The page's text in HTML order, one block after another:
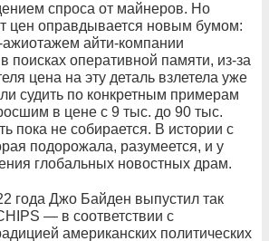
спроса от майнеров. Но
цен оправдывается новым бумом:
айти-компании
поисках оперативной памяти, из-за
цена на эту деталь взлетела уже
судить по конкретным примерам
в цене с 9 тыс. до 90 тыс.
пока не собирается. В истории с
подорожала, разумеется, и у
глобальных новостных драм.
года Джо Байден выпустил так
— в соответствии с
американских политических